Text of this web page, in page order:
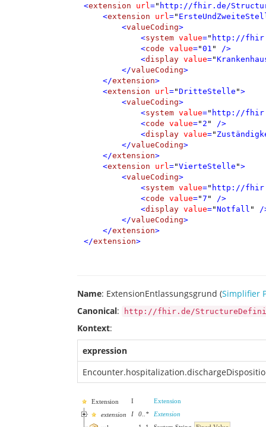
<extension url =" http://fhir.de/
<extension url ="
<valueCoding>
<system value=" http://
<code value="01 "
/>
<display value="
</valueCoding>
</extension>
<extension url ="DritteStelle ">
<valueCoding>
<system value=" http://
<code value=" 2 "
/>
<display value="
</valueCoding>
</extension>
<extension url ="VierteStelle ">
<valueCoding>
<system value=" http://
<code value="7 "
/>
<display value="Notfall "
/
</valueCoding>
</extension>
</extension>
Name: ExtensionEntlassungsgrund (Simplifier
Canonical: http://fhir.de/
Kontext:
expression
Extension I
Extension
extension
I 0 *
Extension